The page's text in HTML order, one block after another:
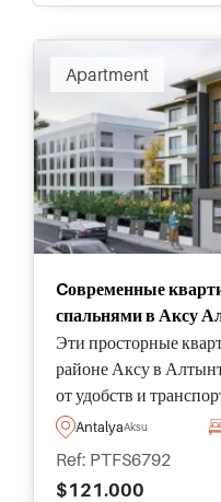
Apartment
Cовременные
спальнями в Аксу
Эти просторные
районе Аксу в
от удобств и
к ландшафтным садам
AntalyaAksu
Ref: PTFS6792
$121.000